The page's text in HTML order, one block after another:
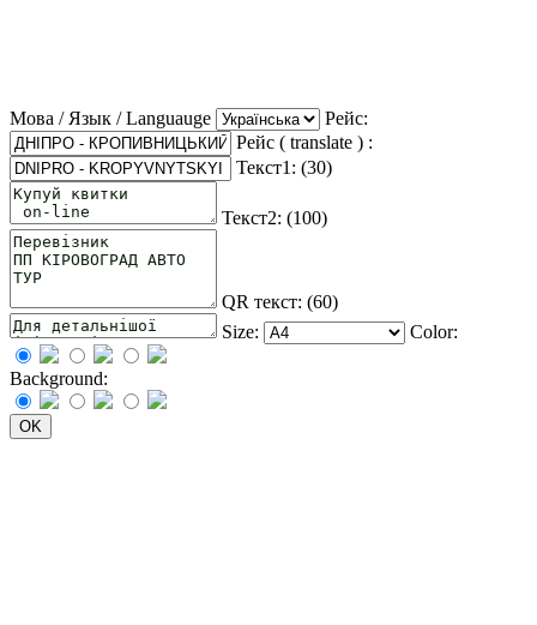
Мова / Язык / Languauge
Рейс:
Рейс ( translate ) :
Текст1: (30)
Текст2: (100)
QR текст: (60)
Size:
Color:
Background: